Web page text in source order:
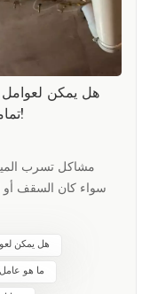
هل يمكن
تماما؟ كشف الحقيقة حول توصيل الوكلاء!
سواء كان السقف أو
بسرعة". ولكن هل
تمامًا؟ سوف تكشف
هل يمكن
ما هو